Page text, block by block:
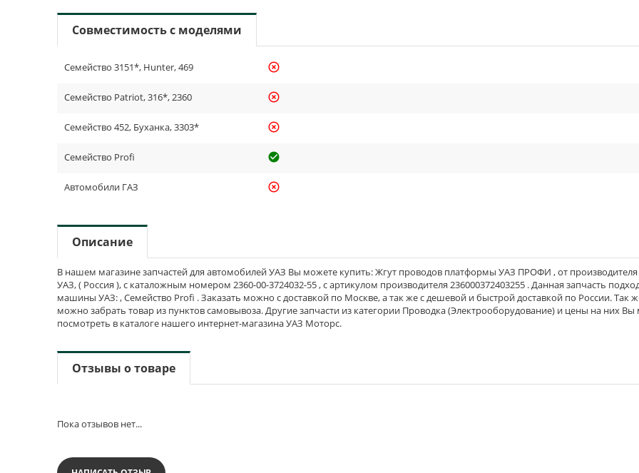
Совместимость с моделями
Семейство 3151*, Hunter, 469 highlight_off
Семейство Patriot, 316*, 2360 highlight_off
Семейство 452, Буханка, 3303* highlight_off
Семейство Profi check_circle_outline
Автомобили ГАЗ highlight_off
Описание
В нашем магазине запчастей для автомобилей УАЗ Вы можете купить: Жгут проводов платформы УАЗ ПРОФИ , от
УАЗ, ( Россия ), с каталожным номером 2360-00-3724032-55 , с артикулом производителя 236000372403255 . Данная запчасть
машины УАЗ: , Семейство Profi . Заказать можно с доставкой по Москве, а так же с дешевой и быстрой доставкой по России. Так
можно забрать товар из пунктов самовывоза. Другие запчасти из категории Проводка (Электрооборудование) и цены на них
посмотреть в каталоге нашего интернет-магазина УАЗ Моторс.
Отзывы о товаре
Пока отзывов нет...